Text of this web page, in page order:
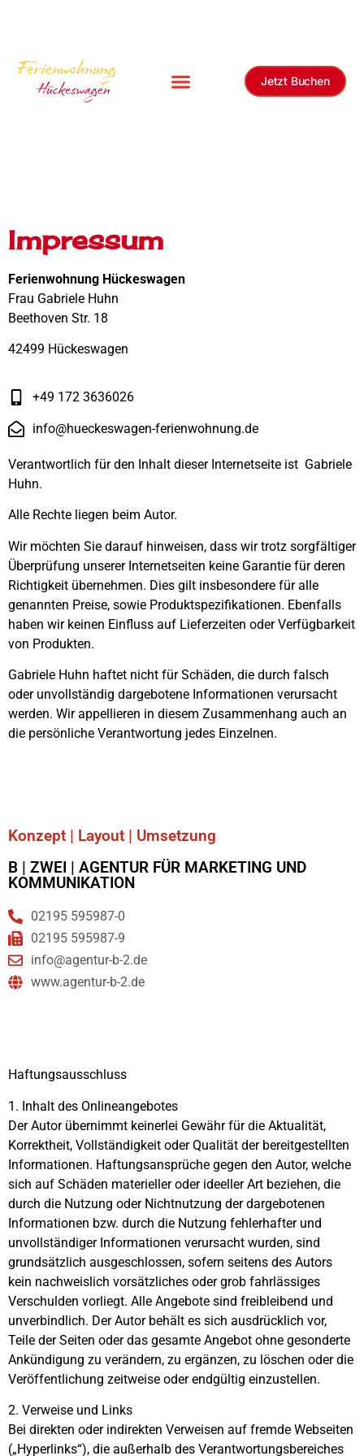
Jetzt Buchen
Impressum
Ferienwohnung Hückeswagen
Frau Gabriele Huhn
Beethoven Str. 18
42499 Hückeswagen
+49 172 3636026
info@hueckeswagen-ferienwohnung.de
Verantwortlich für den Inhalt dieser Internetseite ist Gabriele
Huhn.
Alle Rechte liegen beim Autor.
Wir möchten Sie darauf hinweisen, dass wir trotz sorgfältiger
Überprüfung unserer Internetseiten keine Garantie für deren
Richtigkeit übernehmen. Dies gilt insbesondere für alle
genannten Preise, sowie Produktspezifikationen. Ebenfalls
haben wir keinen Einfluss auf Lieferzeiten oder Verfügbarkeit
von Produkten.
Gabriele Huhn haftet nicht für Schäden, die durch falsch
oder unvollständig dargebotene Informationen verursacht
werden. Wir appellieren in diesem Zusammenhang auch an
die persönliche Verantwortung jedes Einzelnen.
Konzept | Layout | Umsetzung
B | ZWEI | AGENTUR FÜR MARKETING UND
KOMMUNIKATION
02195 595987-0
02195 595987-9
info@agentur-b-2.de
www.agentur-b-2.de
Haftungsausschluss
1. Inhalt des Onlineangebotes
Der Autor übernimmt keinerlei Gewähr für die Aktualität,
Korrektheit, Vollständigkeit oder Qualität der bereitgestellten
Informationen. Haftungsansprüche gegen den Autor, welche
sich auf Schäden materieller oder ideeller Art beziehen, die
durch die Nutzung oder Nichtnutzung der dargebotenen
Informationen bzw. durch die Nutzung fehlerhafter und
unvollständiger Informationen verursacht wurden, sind
grundsätzlich ausgeschlossen, sofern seitens des Autors
kein nachweislich vorsätzliches oder grob fahrlässiges
Verschulden vorliegt. Alle Angebote sind freibleibend und
unverbindlich. Der Autor behält es sich ausdrücklich vor,
Teile der Seiten oder das gesamte Angebot ohne gesonderte
Ankündigung zu verändern, zu ergänzen, zu löschen oder die
Veröffentlichung zeitweise oder endgültig einzustellen.
2. Verweise und Links
Bei direkten oder indirekten Verweisen auf fremde Webseiten
(„Hyperlinks“), die außerhalb des Verantwortungsbereiches